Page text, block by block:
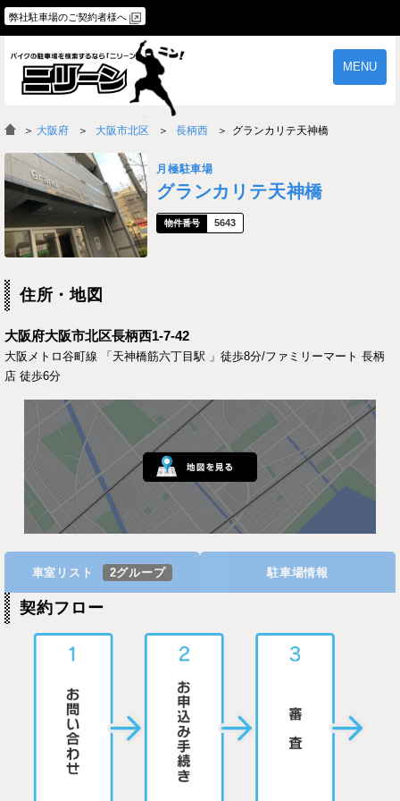
弊社駐車場のご契約者様へ
MENU
物件一覧 ご契約の流れ
よくあるご質問
＞ 大阪府 大阪市北区 長柄西 グランカリテ天神橋
月極駐車場
グランカリテ天神橋
5643
住所・地図
大阪府大阪市北区長柄西1-7-42
大阪メトロ谷町線 「天神橋筋六丁目駅 」徒歩8分/ファミリーマート 長柄
店 徒歩6分
車室リスト 2グループ 駐車場情報
契約フロー